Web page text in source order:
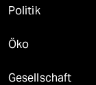
Politik
Öko
Gesellschaft